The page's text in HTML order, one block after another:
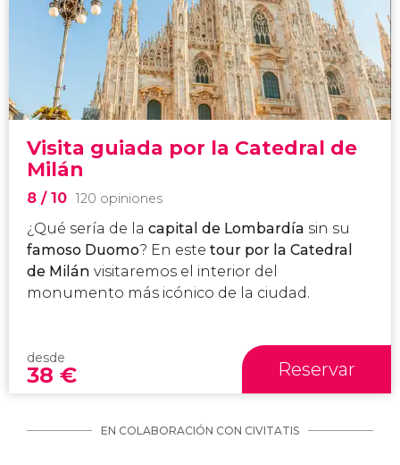
Visita guiada por la Catedral de
Milán
8 / 10 120 opiniones
¿Qué sería de la capital de Lombardía sin su
famoso Duomo? En este tour por la Catedral
de Milán visitaremos el interior del
monumento más icónico de la ciudad.
desde
38 € Reservar
EN COLABORACIÓN CON CIVITATIS